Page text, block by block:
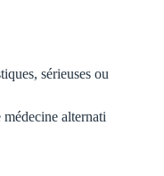
sérieuses ou
alternati